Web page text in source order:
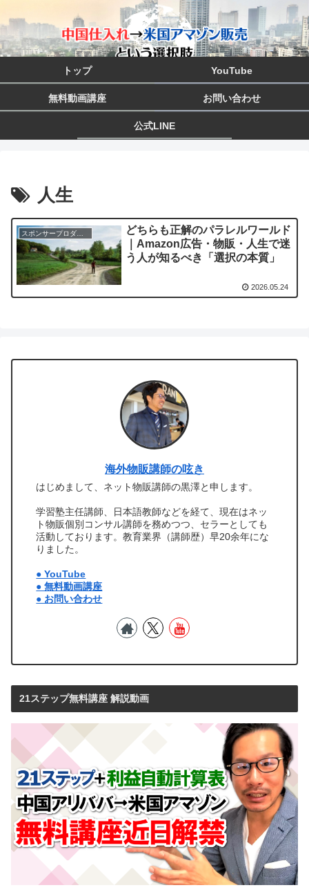
トップ YouTube
無料動画講座 お問い合わせ
公式LINE
人生
スポンサープロダクト
どちらも正解のパラレルワールド
｜Amazon広告・物販・人生で迷
う人が知るべき「選択の本質」
2026.05.24
海外物販講師の呟き
はじめまして、ネット物販講師の黒澤と申します。
学習塾主任講師、日本語教師などを経て、現在はネッ
ト物販個別コンサル講師を務めつつ、セラーとしても
活動しております。教育業界（講師歴）早20余年にな
りました。
● YouTube
● 無料動画講座
● お問い合わせ
21ステップ無料講座 解説動画